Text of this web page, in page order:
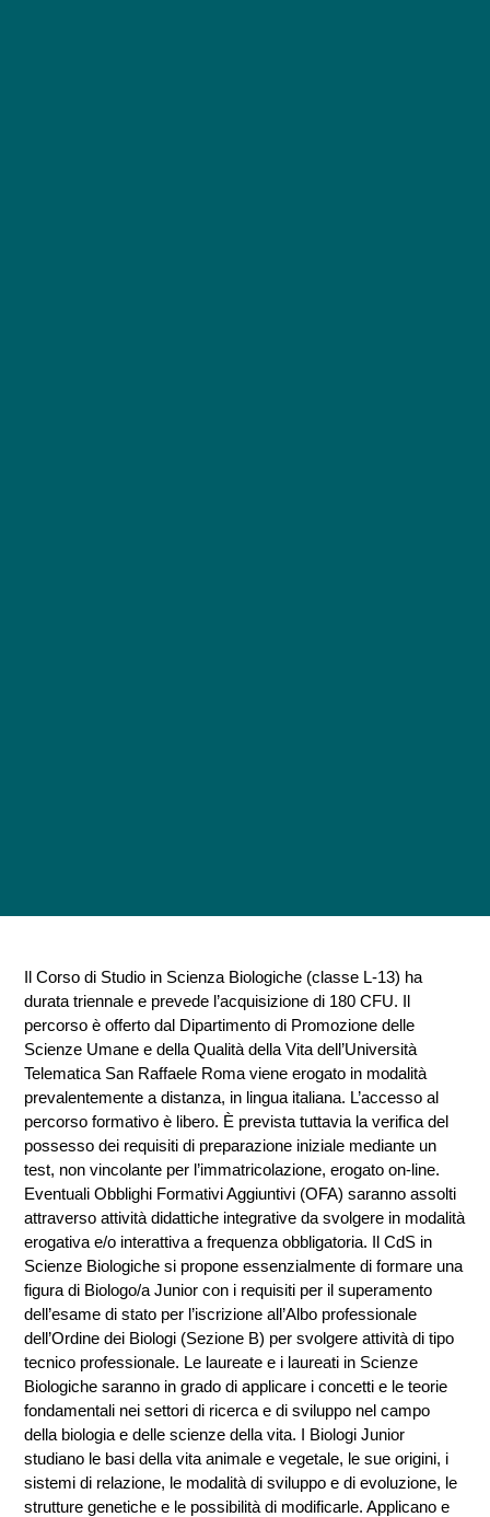
Il Corso di Studio in Scienza Biologiche (classe L-13) ha
durata triennale e prevede l’acquisizione di 180 CFU. Il
percorso è offerto dal Dipartimento di Promozione delle
Scienze Umane e della Qualità della Vita dell’Università
Telematica San Raffaele Roma viene erogato in modalità
prevalentemente a distanza, in lingua italiana. L’accesso al
percorso formativo è libero. È prevista tuttavia la verifica del
possesso dei requisiti di preparazione iniziale mediante un
test, non vincolante per l’immatricolazione, erogato on-line.
Eventuali Obblighi Formativi Aggiuntivi (OFA) saranno assolti
attraverso attività didattiche integrative da svolgere in modalità
erogativa e/o interattiva a frequenza obbligatoria. Il CdS in
Scienze Biologiche si propone essenzialmente di formare una
figura di Biologo/a Junior con i requisiti per il superamento
dell’esame di stato per l’iscrizione all’Albo professionale
dell’Ordine dei Biologi (Sezione B) per svolgere attività di tipo
tecnico professionale. Le laureate e i laureati in Scienze
Biologiche saranno in grado di applicare i concetti e le teorie
fondamentali nei settori di ricerca e di sviluppo nel campo
della biologia e delle scienze della vita. I Biologi Junior
studiano le basi della vita animale e vegetale, le sue origini, i
sistemi di relazione, le modalità di sviluppo e di evoluzione, le
strutture genetiche e le possibilità di modificarle. Applicano e